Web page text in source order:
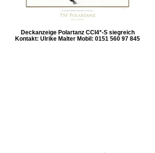
Deckanzeige Polartanz CCI4*-S siegreich
Kontakt: Ulrike Malter Mobil: 0151 560 97 845